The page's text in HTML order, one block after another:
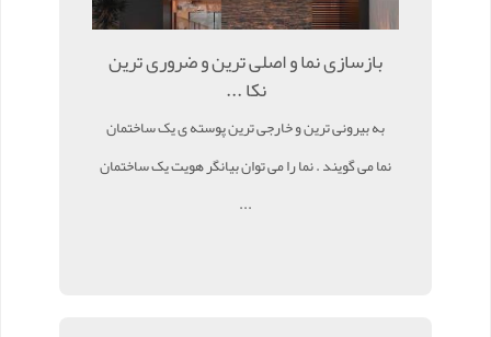
بازسازی نما و اصلی ترین و ضروری ترین
نکا ...
به بیرونی ترین و خارجی ترین پوسته ی یک ساختمان
نما می گویند . نما را می توان بیانگر هویت یک ساختمان
...